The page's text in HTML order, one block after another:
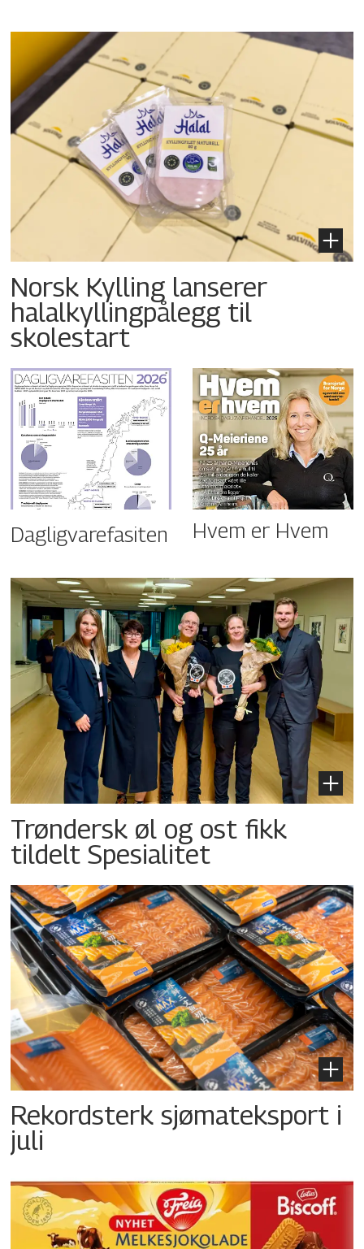
Norsk Kylling lanserer
halalkyllingpålegg til
skolestart
Dagligvarefasiten Hvem er Hvem
Trøndersk øl og ost fikk
tildelt Spesialitet
Rekordsterk sjømateksport i
juli